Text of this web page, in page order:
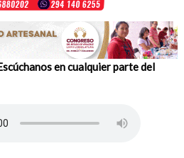
en cualquier parte del